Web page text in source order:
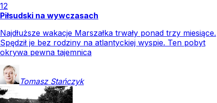
12
Piłsudski na wywczasach
Najdłuższe wakacje Marszałka trwały ponad trzy miesiące.
Spędził je bez rodziny na atlantyckiej wyspie. Ten pobyt
okrywa pewna tajemnica
Tomasz Stańczyk